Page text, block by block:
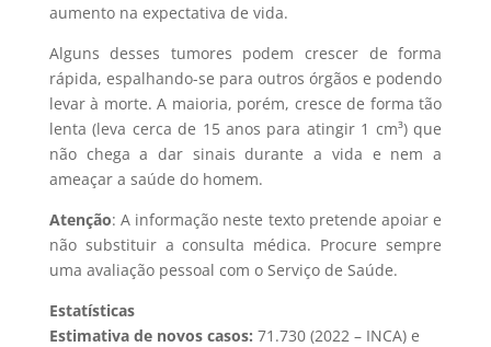
aumento na expectativa de vida.
Alguns desses tumores podem crescer de forma
rápida, espalhando-se para outros órgãos e podendo
levar à morte. A maioria, porém, cresce de forma tão
lenta (leva cerca de 15 anos para atingir 1 cm³) que
não chega a dar sinais durante a vida e nem a
ameaçar a saúde do homem.
Atenção: A informação neste texto pretende apoiar e
não substituir a consulta médica. Procure sempre
uma avaliação pessoal com o Serviço de Saúde.
Estatísticas
Estimativa de novos casos: 71.730 (2022 – INCA) e